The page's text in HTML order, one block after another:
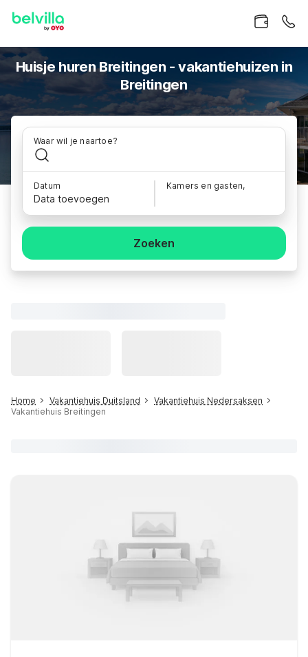
Huisje huren Breitingen - vakantiehuizen in
Breitingen
Waar wil je naartoe?
Datum
Data toevoegen
Kamers en gasten,
Zoeken
Home Vakantiehuis Duitsland
Vakantiehuis Nedersaksen
Vakantiehuis Breitingen